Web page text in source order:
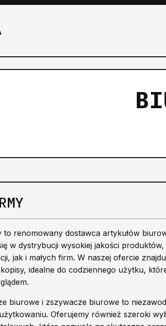
to renomowany dostawca artykułów
w dystrybucji wysokiej jakości
jak i małych firm. W naszej ofercie
idealne do codziennego użytku,
biurowe i zszywacze biurowe to
Oferujemy również szeroki